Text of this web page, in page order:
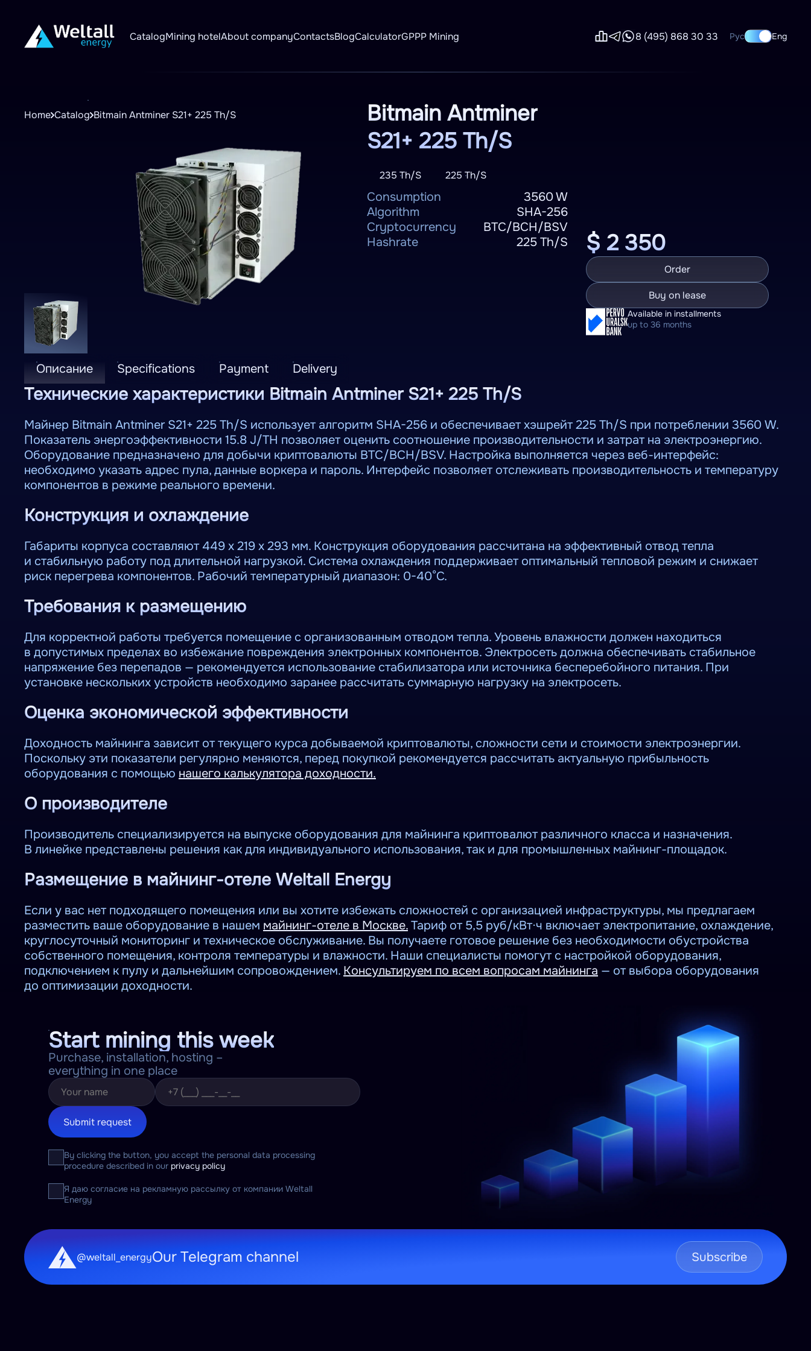
CatalogMining hotelAbout companyContactsBlogCalculatorGPPP Mining 8 (495) 868 30 33 Рус Eng
Home Catalog Bitmain Antminer S21+ 225 Th/S
Bitmain Antminer
S21+ 225 Th/S
235 Th/S 225 Th/S
Consumption
3560 W
Algorithm
SHA-256
Cryptocurrency
BTC/BCH/BSV
Hashrate
225 Th/S $ 2 350
Order
Buy on lease
Available in installments
up to 36 months
Описание Specifications Payment Delivery
Технические характеристики Bitmain Antminer S21+ 225 Th/S
Майнер Bitmain Antminer S21+ 225 Th/S использует алгоритм SHA-256 и обеспечивает хэшрейт 225 Th/S при потреблении 3560 W.
Показатель энергоэффективности 15.8 J/TH позволяет оценить соотношение производительности и затрат на электроэнергию.
Оборудование предназначено для добычи криптовалюты BTC/BCH/BSV. Настройка выполняется через веб-интерфейс:
необходимо указать адрес пула, данные воркера и пароль. Интерфейс позволяет отслеживать производительность и температуру
компонентов в режиме реального времени.
Конструкция и охлаждение
Габариты корпуса составляют 449 х 219 х 293 мм. Конструкция оборудования рассчитана на эффективный отвод тепла
и стабильную работу под длительной нагрузкой. Система охлаждения поддерживает оптимальный тепловой режим и снижает
риск перегрева компонентов. Рабочий температурный диапазон: 0-40°C.
Требования к размещению
Для корректной работы требуется помещение с организованным отводом тепла. Уровень влажности должен находиться
в допустимых пределах во избежание повреждения электронных компонентов. Электросеть должна обеспечивать стабильное
напряжение без перепадов — рекомендуется использование стабилизатора или источника бесперебойного питания. При
установке нескольких устройств необходимо заранее рассчитать суммарную нагрузку на электросеть.
Оценка экономической эффективности
Доходность майнинга зависит от текущего курса добываемой криптовалюты, сложности сети и стоимости электроэнергии.
Поскольку эти показатели регулярно меняются, перед покупкой рекомендуется рассчитать актуальную прибыльность
оборудования с помощью нашего калькулятора доходности.
О производителе
Производитель специализируется на выпуске оборудования для майнинга криптовалют различного класса и назначения.
В линейке представлены решения как для индивидуального использования, так и для промышленных майнинг-площадок.
Размещение в майнинг-отеле Weltall Energy
Если у вас нет подходящего помещения или вы хотите избежать сложностей с организацией инфраструктуры, мы предлагаем
разместить ваше оборудование в нашем майнинг-отеле в Москве. Тариф от 5,5 руб/кВт⋅ч включает электропитание, охлаждение,
круглосуточный мониторинг и техническое обслуживание. Вы получаете готовое решение без необходимости обустройства
собственного помещения, контроля температуры и влажности. Наши специалисты помогут с настройкой оборудования,
подключением к пулу и дальнейшим сопровождением. Консультируем по всем вопросам майнинга — от выбора оборудования
до оптимизации доходности.
Start mining this week
Purchase, installation, hosting –
everything in one place
Submit request
By clicking the button, you accept the personal data processing
procedure described in our privacy policy
Я даю согласие на рекламную рассылку от компании Weltall
Energy
@weltall_energyOur Telegram channel Subscribe